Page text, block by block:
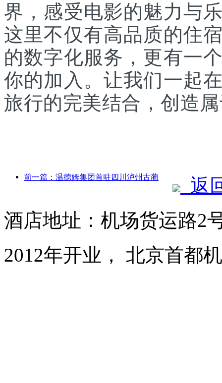
界，感受电影的魅力与
这里不仅有高品质的住
的数字化服务，更有一
你的加入。让我们一起
旅行的完美结合，创造
前一篇：温德姆集团首驻四川泸州古蔺
返
酒店地址：机场货运路2
2012年开业， 北京首